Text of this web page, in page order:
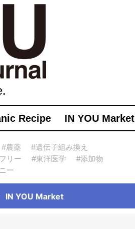
Recipe IN YOU Market
#農薬
#遺伝子組み換え
リー
#東洋医学
#添加物
ー
IN YOU Market